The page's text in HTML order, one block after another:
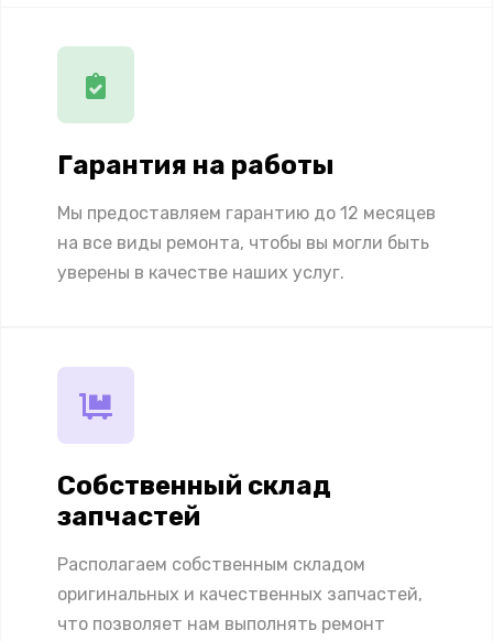
Гарантия на работы
Мы предоставляем гарантию до 12 месяцев
на все виды ремонта, чтобы вы могли быть
уверены в качестве наших услуг.
Собственный склад
запчастей
Располагаем собственным складом
оригинальных и качественных запчастей,
что позволяет нам выполнять ремонт